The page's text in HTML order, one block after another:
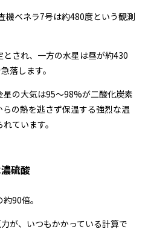
機ベネラ7号は約480度という観測
され、一方の水星は昼が約430
落します。
の大気は95〜98%が二酸化炭素
の熱を逃さず保温する強烈な温
ています。
硫酸
90倍。
が、いつもかかっている計算で